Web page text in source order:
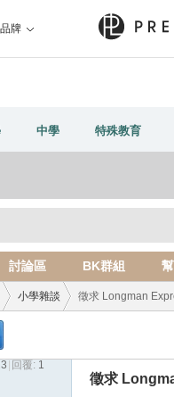
牌
中學 特殊教育
討論區 BK群組
›
小學雜談 徵求 Longman
回覆: 1
徵求